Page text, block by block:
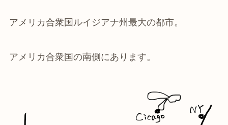
アメリカ合衆国ルイジアナ州最大の都市。
アメリカ合衆国の南側にあります。